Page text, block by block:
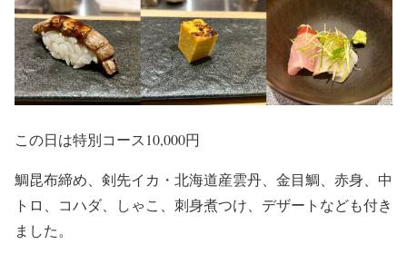
この日は特別コース10,000円
鯛昆布締め、剣先イカ・北海道産雲丹、金目鯛、赤身、中
トロ、コハダ、しゃこ、刺身煮つけ、デザートなども付き
ました。